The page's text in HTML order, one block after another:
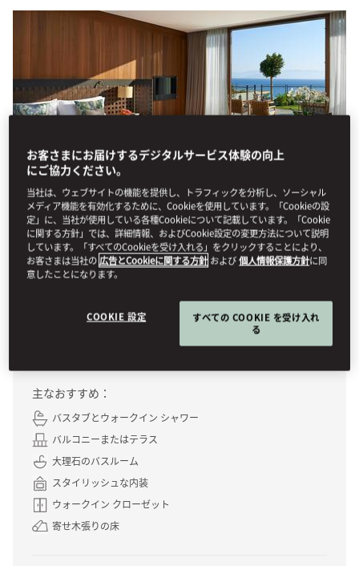
SEA VIEW ROOM
these thoughtfully designed rooms also feature balconies
or outside terraces complete with dining area and
主なおすすめ：
バスタブとウォークイン シャワー
バルコニーまたはテラス
大理石のバスルーム
スタイリッシュな内装
ウォークイン クローゼット
寄せ木張りの床
お客さまにお届けするデジタルサービス体験の向上
にご協力ください。
当社は、ウェブサイトの機能を提供し、トラフィックを分析し、ソーシャル
メディア機能を有効化するために、Cookieを使用しています。「Cookieの設
定」に、当社が使用している各種Cookieについて記載しています。「Cookie
に関する方針」では、詳細情報、およびCookie設定の変更方法について説明
しています。「すべてのCookieを受け入れる」をクリックすることにより、
お客さまは当社の広告とCookieに関する方針 および個人情報保護方針に同
意したことになります。
COOKIE 設定
すべての COOKIE を受け入れ
る